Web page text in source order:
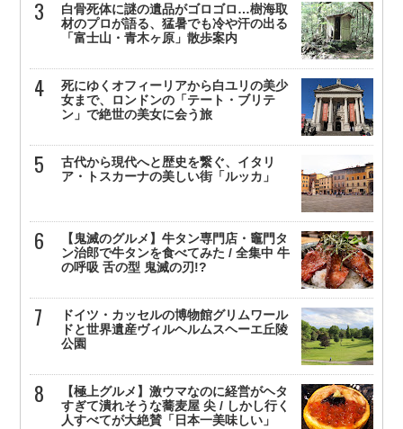
白骨死体に謎の遺品がゴロゴロ…樹海取
材のプロが語る、猛暑でも冷や汗の出る
「富士山・青木ヶ原」散歩案内
死にゆくオフィーリアから白ユリの美少
女まで、ロンドンの「テート・ブリテ
ン」で絶世の美女に会う旅
古代から現代へと歴史を繋ぐ、イタリ
ア・トスカーナの美しい街「ルッカ」
【鬼滅のグルメ】牛タン専門店・竈門タ
ン治郎で牛タンを食べてみた / 全集中 牛
の呼吸 舌の型 鬼滅の刃!?
ドイツ・カッセルの博物館グリムワール
ドと世界遺産ヴィルヘルムスヘーエ丘陵
公園
【極上グルメ】激ウマなのに経営がヘタ
すぎて潰れそうな蕎麦屋 尖 / しかし行く
人すべてが大絶賛「日本一美味しい」